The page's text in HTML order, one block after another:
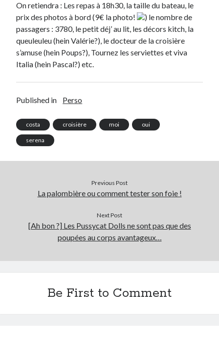
Humour
Internet
Inutile
iPhone
lyon
McDonald's
Perso
Prestashop
Séries
Twitter
Archives
janvier 2026
mai 2020
On retiendra : Les repas à 18h30, la taille du bateau, le
prix des photos à bord (9€ la photo!
) le nombre de
passagers : 3780, le petit déj’ au lit, les décors kitch, la
queuleuleu (hein Valérie?), le docteur de la croisière
s’amuse (hein Poups?), Tournez les serviettes et viva
Italia (hein Pascal?) etc.
Published in Perso
costa croisière moi oui
serena
Previous Post
La palombière ou comment tester son foie !
Next Post
[Ah bon ?] Les Pussycat Dolls ne sont pas que des
poupées au corps avantageux…
Be First to Comment